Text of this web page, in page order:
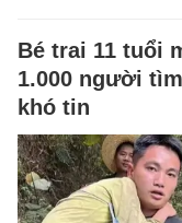
Bé trai 11 tuổi
1.000 người
khó tin